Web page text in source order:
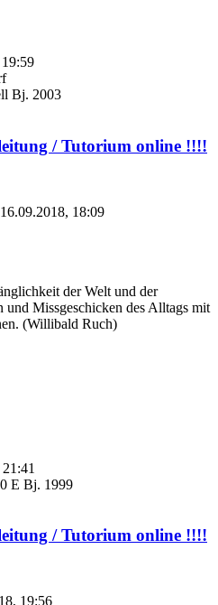
Bj. 2003
/ Tutorium online !!!!
16.09.2018, 18:09
der Welt und der
und Missgeschicken des Alltags mit
(Willibald Ruch)
E Bj. 1999
/ Tutorium online !!!!
19:56